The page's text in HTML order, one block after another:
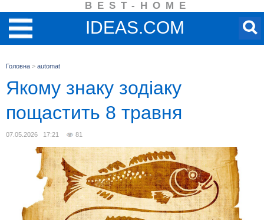
BEST-HOME
IDEAS.COM
Головна > automat
Якому знаку зодіаку
пощастить 8 травня
07.05.2026 17:21 81